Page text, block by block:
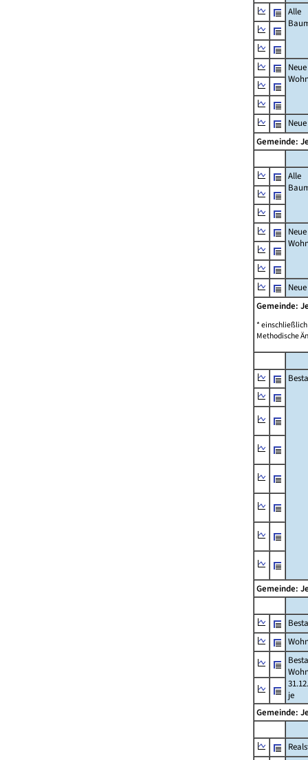
Alle
Neue
Gemeinde:
Alle
Neue
Gemeinde:
*
Methodische
Gemeinde:
je
Gemeinde: